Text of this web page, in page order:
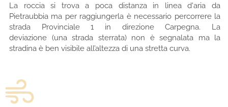
La roccia si trova a poca distanza in linea d'aria da
Pietraubbia ma per raggiungerla è necessario percorrere la
strada Provinciale 1 in direzione Carpegna. La
deviazione (una strada sterrata) non è segnalata ma la
stradina è ben visibile all’altezza di una stretta curva.